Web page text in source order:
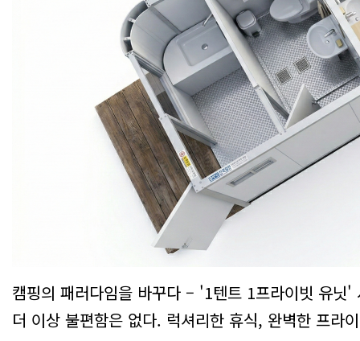
캠핑의 패러다임을 바꾸다 – '1텐트 1프라이빗 유닛'
더 이상 불편함은 없다. 럭셔리한 휴식, 완벽한 프라